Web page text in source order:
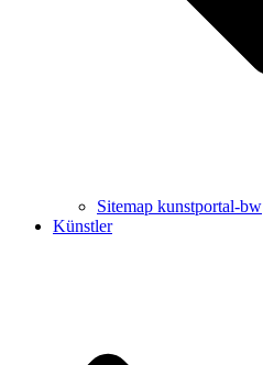
Sitemap kunstportal-bw
Künstler